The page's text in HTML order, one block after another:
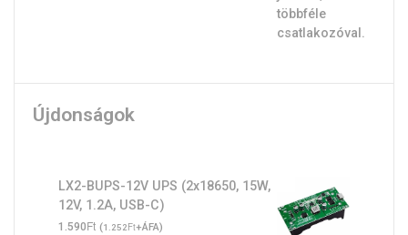
Újdonságok
LX2-BUPS-12V UPS (2x18650, 15W,
12V, 1.2A, USB-C)
1.590Ft (1.252Ft+ÁFA)